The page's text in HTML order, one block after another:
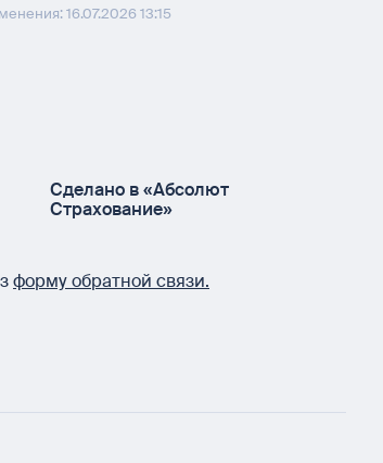
16.07.2026 13:15
Сделано в «Абсолют
Страхование»
форму обратной связи.